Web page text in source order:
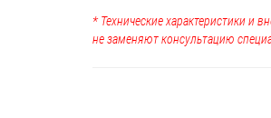
* Технические характеристики и
не заменяют консультацию